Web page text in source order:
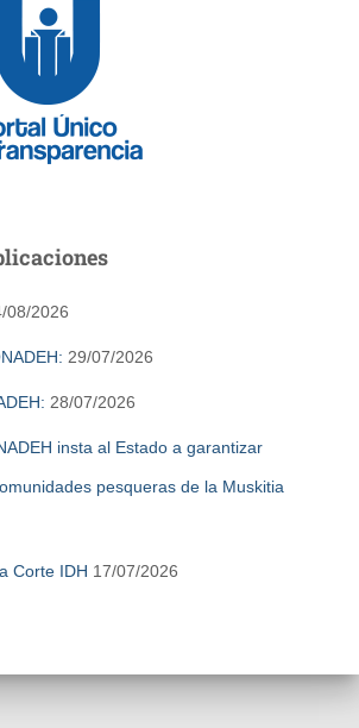
08/2026
29/07/2026
28/07/2026
insta al Estado a garantizar
pesqueras de la Muskitia
Corte IDH 17/07/2026